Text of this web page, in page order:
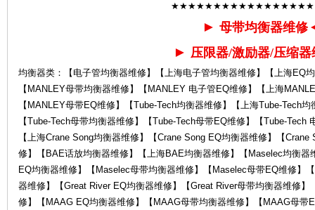
► 母带均衡器维修
► 压限器/激励器/压缩器
均衡器类：【电子管均衡器维修】【上海电子管均衡器维修】【上海EQ
【MANLEY母带均衡器维修】【MANLEY 电子管EQ维修】【上海
【MANLEY母带EQ维修】【Tube-Tech均衡器维修】【上海Tube-Tech
【Tube-Tech母带均衡器维修】【Tube-Tech母带EQ维修】【Tube-
【上海Crane Song均衡器维修】【Crane Song EQ均衡器维修】【
修】【BAE话放均衡器维修】【上海BAE均衡器维修】【Maselec均衡
EQ均衡器维修】【Maselec母带均衡器维修】【Maselec母带EQ维修】
器维修】【Great River EQ均衡器维修】【Great River母带均衡器维修
修】【MAAG EQ均衡器维修】【MAAG母带均衡器维修】【MAAG母